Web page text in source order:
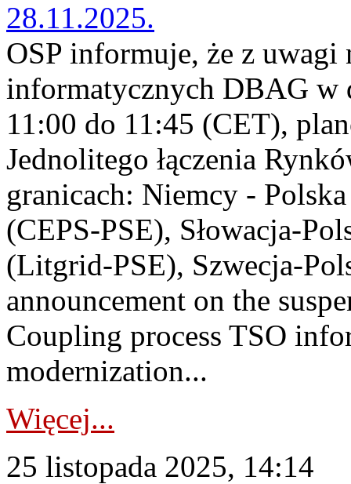
28.11.2025.
OSP informuje, że z uwagi
informatycznych DBAG w
11:00 do 11:45 (CET),
Jednolitego łączenia
granicach: Niemcy -
(CEPS-PSE), Słowacja-
(Litgrid-PSE), Szwecja-
announcement on the
Coupling process TSO
modernization...
Więcej...
25 listopada 2025, 14:14